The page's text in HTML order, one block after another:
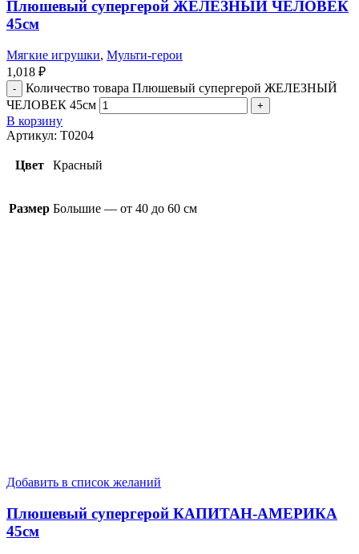
Плюшевый супергерой ЖЕЛЕЗНЫЙ ЧЕЛОВЕК
45см
Мягкие игрушки, Мульти-герои
1,018 ₽
Количество товара Плюшевый супергерой ЖЕЛЕЗНЫЙ
ЧЕЛОВЕК 45см
В корзину
Артикул: T0204
Цвет Красный
Размер Большие — от 40 до 60 см
Добавить в список желаний
Плюшевый супергерой КАПИТАН-АМЕРИКА
45см